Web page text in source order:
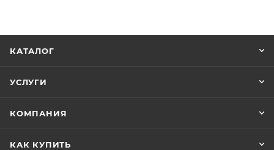
КАТАЛОГ
УСЛУГИ
КОМПАНИЯ
КАК КУПИТЬ